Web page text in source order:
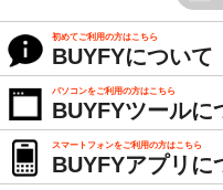
初めてご利用の方はこちら
BUYFYについて
パソコンをご利用の方はこちら
BUYFYツールに
スマートフォンをご利用の方はこちら
BUYFYアプリに